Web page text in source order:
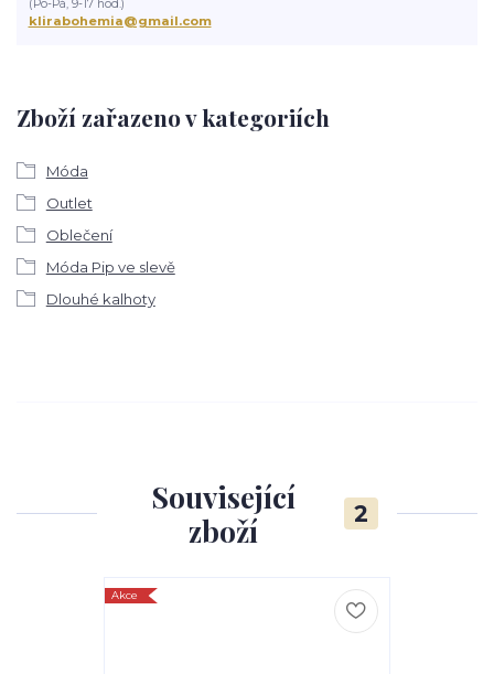
Zboží zařazeno v kategoriích
Móda
Outlet
Oblečení
Móda Pip ve slevě
Dlouhé kalhoty
(Po-Pá, 9-17 hod.)
klirabohemia@gmail.com
Související
zboží
2
Akce